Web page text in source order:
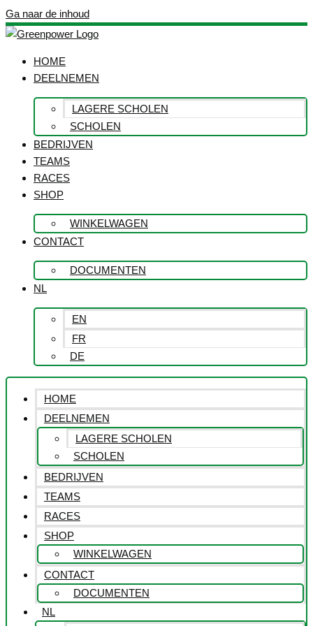
Ga naar de inhoud
HOME
DEELNEMEN
LAGERE SCHOLEN
SCHOLEN
BEDRIJVEN
TEAMS
RACES
SHOP
WINKELWAGEN
CONTACT
DOCUMENTEN
NL
EN
FR
DE
HOME
DEELNEMEN
LAGERE SCHOLEN
SCHOLEN
BEDRIJVEN
TEAMS
RACES
SHOP
WINKELWAGEN
CONTACT
DOCUMENTEN
NL